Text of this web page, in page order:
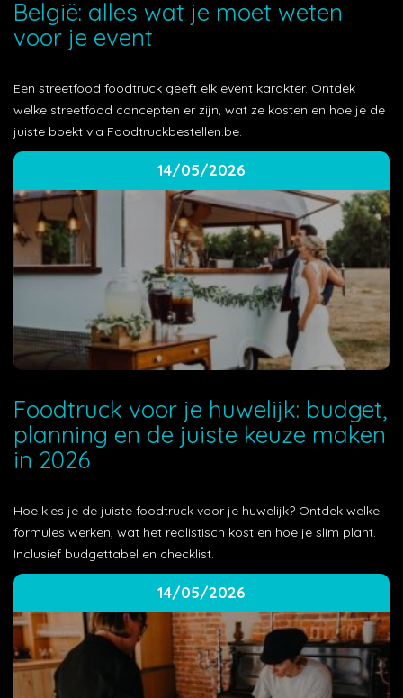
België: alles wat je moet weten
voor je event
Een streetfood foodtruck geeft elk event karakter. Ontdek
welke streetfood concepten er zijn, wat ze kosten en hoe je de
juiste boekt via Foodtruckbestellen.be.
14/05/2026
Foodtruck voor je huwelijk: budget,
planning en de juiste keuze maken
in 2026
Hoe kies je de juiste foodtruck voor je huwelijk? Ontdek welke
formules werken, wat het realistisch kost en hoe je slim plant.
Inclusief budgettabel en checklist.
14/05/2026